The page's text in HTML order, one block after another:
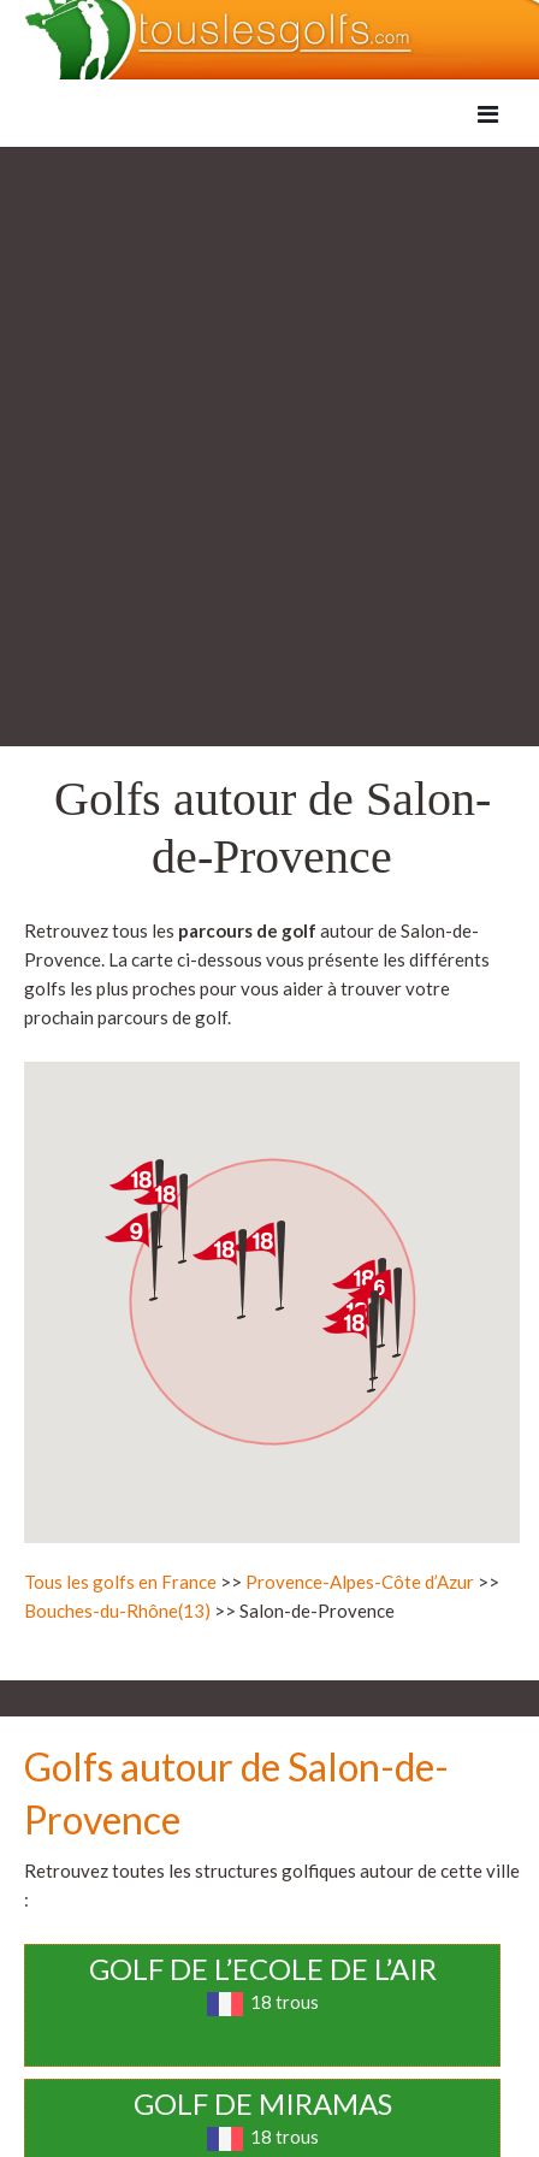
Golfs autour de Salon-
de-Provence
Retrouvez tous les parcours de golf autour de Salon-de-
Provence. La carte ci-dessous vous présente les différents
golfs les plus proches pour vous aider à trouver votre
prochain parcours de golf.
Tous les golfs en France >> Provence-Alpes-Côte d’Azur >>
Bouches-du-Rhône(13) >> Salon-de-Provence
Golfs autour de Salon-de-
Provence
Retrouvez toutes les structures golfiques autour de cette ville
:
GOLF DE L’ECOLE DE L’AIR
18 trous
GOLF DE MIRAMAS
18 trous